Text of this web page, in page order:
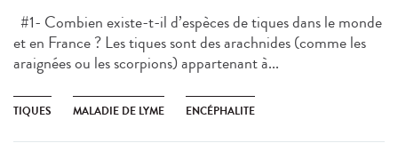
#1- Combien existe-t-il d’espèces de tiques dans le monde
et en France ? Les tiques sont des arachnides (comme les
araignées ou les scorpions) appartenant à...
TIQUES MALADIE DE LYME ENCÉPHALITE